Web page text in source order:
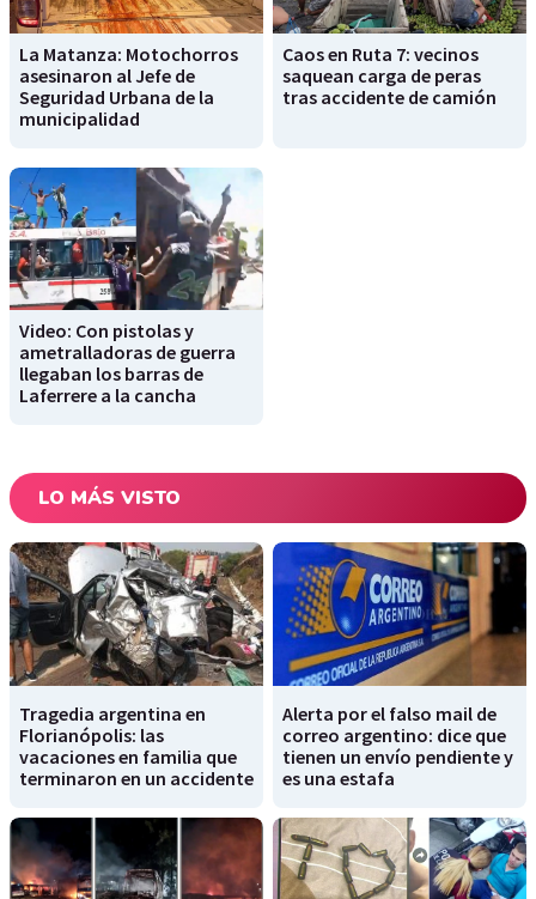
La Matanza: Motochorros
asesinaron al Jefe de
Seguridad Urbana de la
municipalidad
Caos en Ruta 7: vecinos
saquean carga de peras
tras accidente de camión
Video: Con pistolas y
ametralladoras de guerra
llegaban los barras de
Laferrere a la cancha
LO MÁS VISTO
Tragedia argentina en
Florianópolis: las
vacaciones en familia que
terminaron en un accidente
Alerta por el falso mail de
correo argentino: dice que
tienen un envío pendiente y
es una estafa